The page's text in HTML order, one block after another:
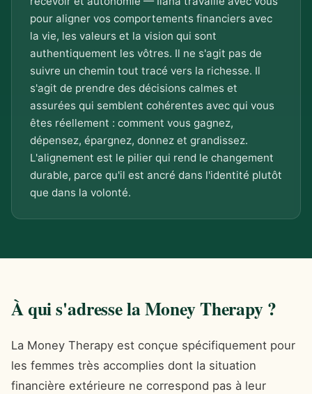
pour aligner vos comportements financiers avec
la vie, les valeurs et la vision qui sont
authentiquement les vôtres. Il ne s'agit pas de
suivre un chemin tout tracé vers la richesse. Il
s'agit de prendre des décisions calmes et
assurées qui semblent cohérentes avec qui vous
êtes réellement : comment vous gagnez,
dépensez, épargnez, donnez et grandissez.
L'alignement est le pilier qui rend le changement
durable, parce qu'il est ancré dans l'identité plutôt
que dans la volonté.
À qui s'adresse la Money Therapy ?
La Money Therapy est conçue spécifiquement pour
les femmes très accomplies dont la situation
financière extérieure ne correspond pas à leur